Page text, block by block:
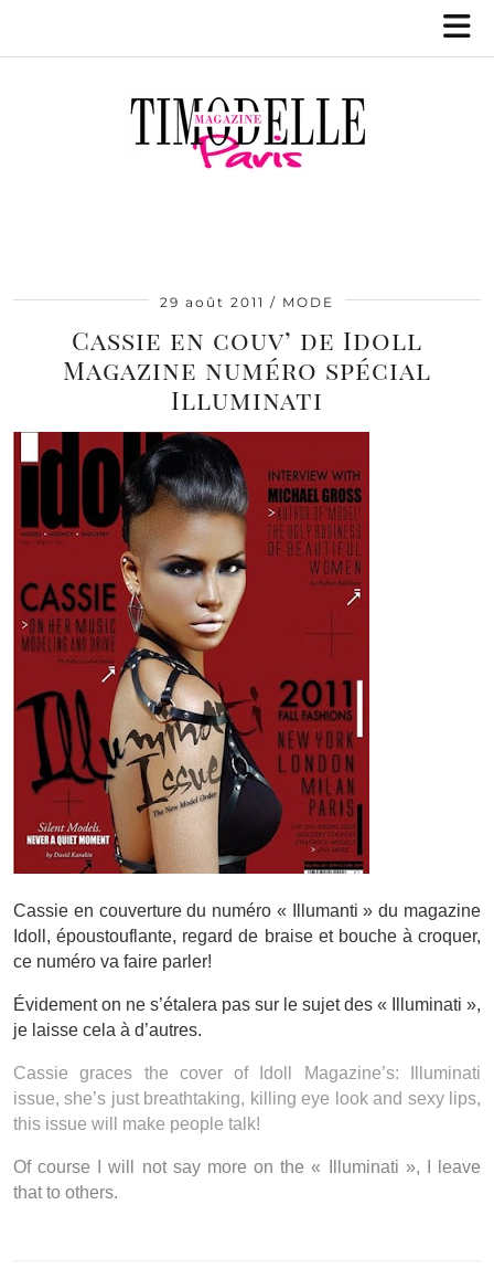
29 août 2011 MODE
Cassie en couv’ de Idoll
Magazine numéro spécial
Illuminati
Cassie en couverture du numéro « Illumanti » du magazine
Idoll, époustouflante, regard de braise et bouche à croquer,
ce numéro va faire parler!
Évidement on ne s’étalera pas sur le sujet des « Illuminati »,
je laisse cela à d’autres.
Cassie graces the cover of Idoll Magazine’s: Illuminati
issue, she’s just breathtaking, killing eye look and sexy lips,
this issue will make people talk!
Of course I will not say more on the « Illuminati », I leave
that to others.